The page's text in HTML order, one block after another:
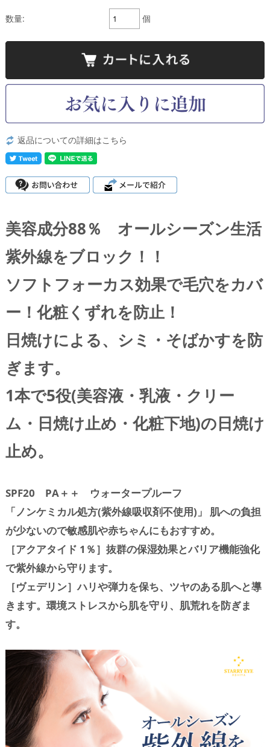
数量: 個
返品についての詳細はこちら
美容成分88％ オールシーズン生活
紫外線をブロック！！
ソフトフォーカス効果で毛穴をカバ
ー！化粧くずれを防止！
日焼けによる、シミ・そばかすを防
ぎます。
1本で5役(美容液・乳液・クリー
ム・日焼け止め・化粧下地)の日焼け
止め。
SPF20 PA＋＋ ウォータープルーフ
「ノンケミカル処方(紫外線吸収剤不使用)」 肌への負担
が少ないので敏感肌や赤ちゃんにもおすすめ。
［アクアタイド 1％］抜群の保湿効果とバリア機能強化
で紫外線から守ります。
［ヴェデリン］ハリや弾力を保ち、ツヤのある肌へと導
きます。環境ストレスから肌を守り、肌荒れを防ぎま
す。